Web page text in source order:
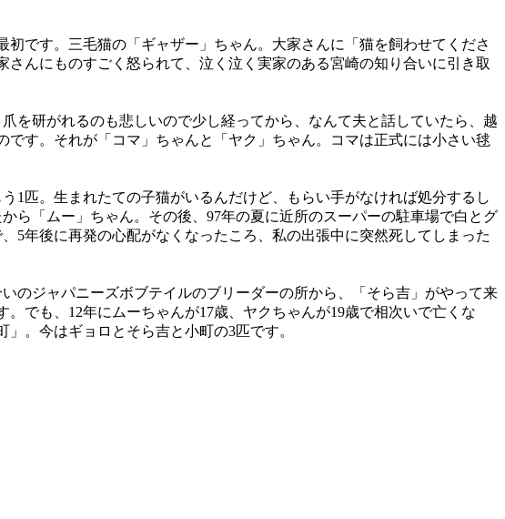
です。三毛猫の「ギャザー」ちゃん。大家さんに「猫を飼わせてくださ
んにものすごく怒られて、泣く泣く実家のある宮崎の知り合いに引き取
を研がれるのも悲しいので少し経ってから、なんて夫と話していたら、越
す。それが「コマ」ちゃんと「ヤク」ちゃん。コマは正式には小さい毬
匹。生まれたての子猫がいるんだけど、もらい手がなければ処分するし
ら「ムー」ちゃん。その後、97年の夏に近所のスーパーの駐車場で白とグ
5年後に再発の心配がなくなったころ、私の出張中に突然死してしまった
のジャパニーズボブテイルのブリーダーの所から、「そら吉」がやって来
でも、12年にムーちゃんが17歳、ヤクちゃんが19歳で相次いで亡くな
。今はギョロとそら吉と小町の3匹です。